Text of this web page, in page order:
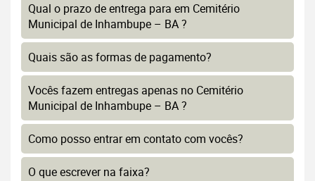
Qual o prazo de entrega para em Cemitério
Municipal de Inhambupe – BA ?
Quais são as formas de pagamento?
Vocês fazem entregas apenas no Cemitério
Municipal de Inhambupe – BA ?
Como posso entrar em contato com vocês?
O que escrever na faixa?